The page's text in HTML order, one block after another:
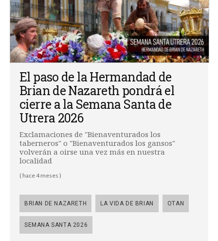
El paso de la Hermandad de
Brian de Nazareth pondrá el
cierre a la Semana Santa de
Utrera 2026
Exclamaciones de "Bienaventurados los
taberneros" o "Bienaventurados los gansos"
volverán a oirse una vez más en nuestra
localidad
( hace 4 meses )
BRIAN DE NAZARETH LA VIDA DE BRIAN OTAN
SEMANA SANTA 2026